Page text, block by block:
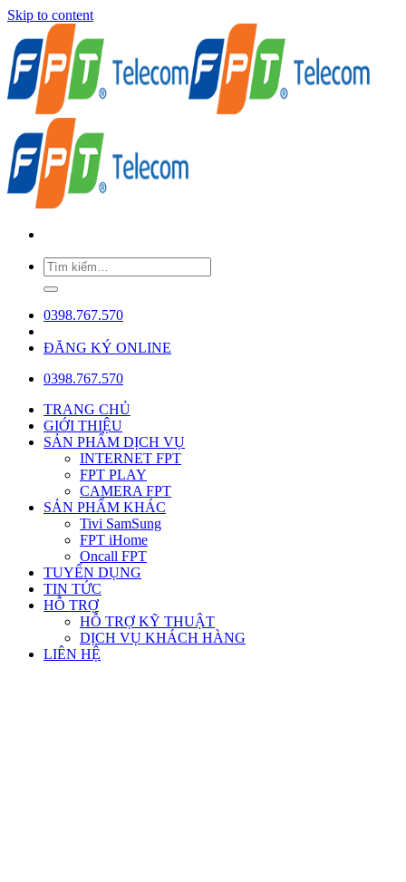
Skip to content
0398.767.570
ĐĂNG KÝ ONLINE
0398.767.570
TRANG CHỦ
GIỚI THIỆU
SẢN PHẨM DỊCH VỤ
INTERNET FPT
FPT PLAY
CAMERA FPT
SẢN PHẨM KHÁC
Tivi SamSung
FPT iHome
Oncall FPT
TUYỂN DỤNG
TIN TỨC
HỖ TRỢ
HỖ TRỢ KỸ THUẬT
DỊCH VỤ KHÁCH HÀNG
LIÊN HỆ